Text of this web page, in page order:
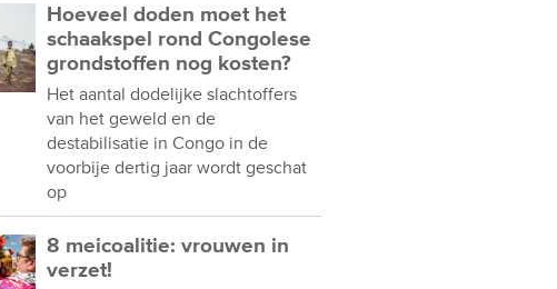
Hoeveel doden moet het
schaakspel rond Congolese
grondstoffen nog kosten?
Het aantal dodelijke slachtoffers
van het geweld en de
destabilisatie in Congo in de
voorbije dertig jaar wordt geschat
op
8 meicoalitie: vrouwen in
verzet!